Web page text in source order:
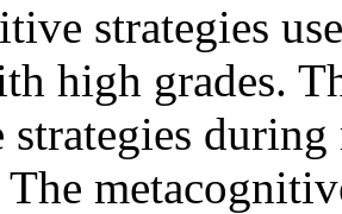
strategies
high grades.
strategies